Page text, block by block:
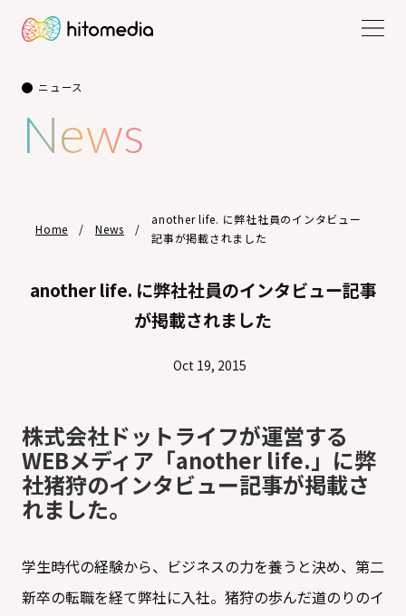
ニュース
News
Home News
another life. に弊社社員のインタビュー
記事が掲載されました
another life. に弊社社員のインタビュー記事
が掲載されました
Oct 19, 2015
株式会社ドットライフが運営する
WEBメディア「another life.」に弊
社猪狩のインタビュー記事が掲載さ
れました。
学生時代の経験から、ビジネスの力を養うと決め、第二
新卒の転職を経て弊社に入社。猪狩の歩んだ道のりのイ